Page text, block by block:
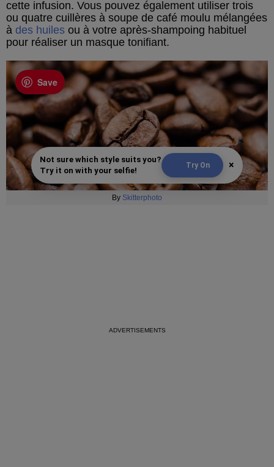
cette infusion. Vous pouvez également utiliser trois
ou quatre cuillères à soupe de café moulu mélangées
à des huiles ou à votre après-shampoing habituel
pour réaliser un masque tonifiant.
Save
Not sure which style suits you?
Try it on with your selfie!
Try On ×
By Skitterphoto